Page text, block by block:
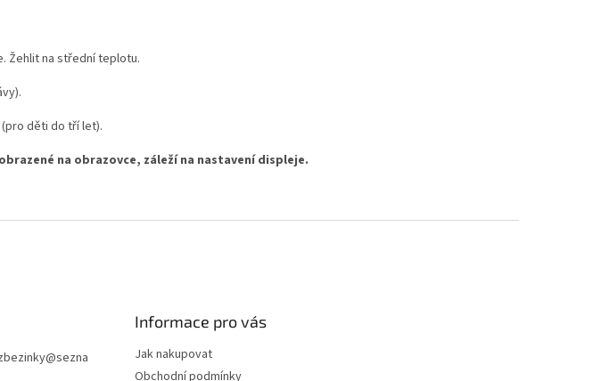
Žehlit na střední teplotu.
děti do tří let).
na obrazovce, záleží na nastavení displeje.
@sezna
Informace pro vás
Jak nakupovat
Obchodní podmínky